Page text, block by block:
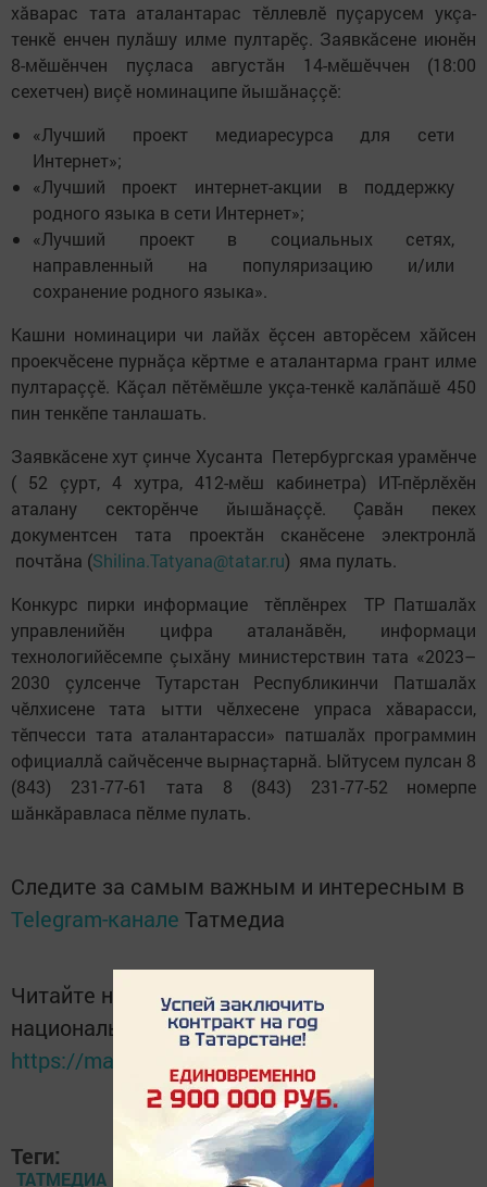
хăварас тата аталантарас тӗллевлӗ пуçарусем укçа-
тенкӗ енчен пулăшу илме пултарӗç. Заявкăсене июнӗн
8-мӗшӗнчен пуçласа августăн 14-мӗшӗччен (18:00
сехетчен) виçӗ номинаципе йышăнаççӗ:
«Лучший проект медиаресурса для сети
Интернет»;
«Лучший проект интернет-акции в поддержку
родного языка в сети Интернет»;
«Лучший проект в социальных сетях,
направленный на популяризацию и/или
сохранение родного языка».
Кашни номинацири чи лайăх ӗçсен авторӗсем хăйсен
проекчӗсене пурнăçа кӗртме е аталантарма грант илме
пултараççӗ. Кăçал пӗтӗмӗшле укçа-тенкӗ калăпăшӗ 450
пин тенкӗпе танлашать.
Заявкăсене хут çинче Хусанта Петербургская урамӗнче
( 52 çурт, 4 хутра, 412-мӗш кабинетра) ИТ-пӗрлӗхӗн
аталану секторӗнче йышăнаççӗ. Çавăн пекех
документсен тата проектăн сканӗсене электронлă
почтăна (Shilina.Tatyana@tatar.ru) яма пулать.
Конкурс пирки информацие тӗплӗнрех ТР Патшалăх
управленийӗн цифра аталанăвӗн, информаци
технологийӗсемпе çыхăну министерствин тата «2023–
2030 çулсенче Тутарстан Республикинчи Патшалăх
чӗлхисене тата ытти чӗлхесене упраса хăварасси,
тӗпчесси тата аталантарасси» патшалăх программин
официаллă сайчӗсенче вырнаçтарнă. Ыйтусем пулсан 8
(843) 231-77-61 тата 8 (843) 231-77-52 номерпе
шăнкăравласа пӗлме пулать.
Следите за самым важным и интересным в
Telegram-канале Татмедиа
Читайте новости Татарстана в
национальном мессенджере MАХ:
https://max.ru/tatmedia
Теги:
ТАТМЕДИА